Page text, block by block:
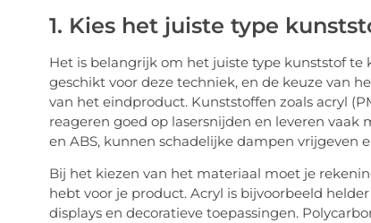
1. Kies het juiste type
Het is belangrijk om het juiste type kunststof te
geschikt voor deze techniek, en de keuze van
van het eindproduct. Kunststoffen zoals acryl
reageren goed op lasersnijden en leveren vaak
en ABS, kunnen schadelijke dampen vrijgeven
Bij het kiezen van het materiaal moet je
hebt voor je product. Acryl is bijvoorbeeld
displays en decoratieve toepassingen.